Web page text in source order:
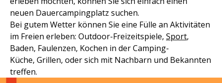
neuen Dauercampingplatz suchen.
Bei gutem Wetter können Sie eine Fülle an Aktivitäten
im Freien erleben: Outdoor-Freizeitspiele, Sport,
Baden, Faulenzen, Kochen in der Camping-
Küche, Grillen, oder sich mit Nachbarn und Bekannten
treffen.